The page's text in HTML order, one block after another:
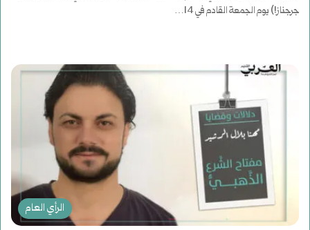
جرجناز!) يوم الجمعة القادم في 14…
الرأي العام